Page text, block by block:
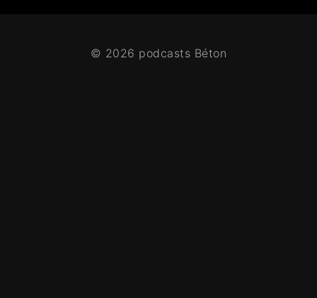
© 2026 podcasts Béton